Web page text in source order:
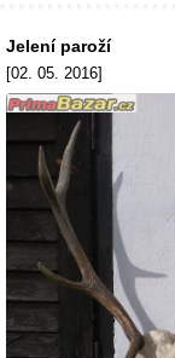
Jelení paroží
[02. 05. 2016]